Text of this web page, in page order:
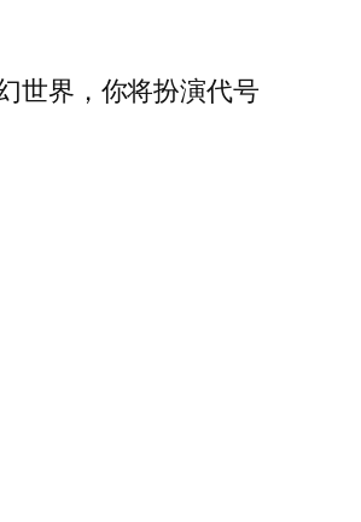
世界，你将扮演代号